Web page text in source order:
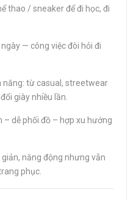
thao / sneaker để đi học, đi
— công việc đòi hỏi đi
năng: từ casual, streetwear
giày nhiều lần.
– dễ phối đồ – hợp xu hướng
năng động nhưng vẫn
phục.